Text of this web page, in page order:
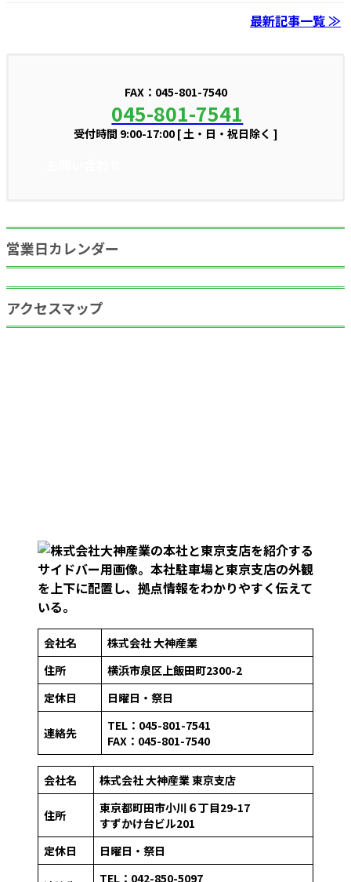
最新記事一覧 ≫
FAX：045-801-7540
045-801-7541
受付時間 9:00-17:00 [ 土・日・祝日除く ]
営業日カレンダー
アクセスマップ
会社名
株式会社 大神産業
住所
横浜市泉区上飯田町2300-2
定休日
日曜日・祭日
連絡先
TEL：045-801-7541
FAX：045-801-7540
会社名 株式会社 大神産業東京支店
住所
東京都町田市小川６丁目29-17
すずかけ台ビル201
定休日
日曜日・祭日
TEL：042-850-5097